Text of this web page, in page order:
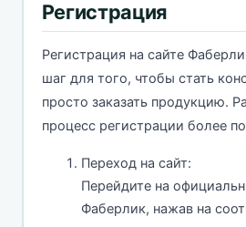
Регистрация
Регистрация на сайте
шаг для того, чтобы стать
просто заказать продукцию.
процесс регистрации более
Переход на сайт:
Перейдите на
Фаберлик, нажав на